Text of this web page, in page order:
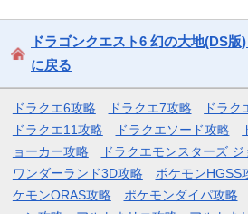
ドラゴンクエスト6 幻の大地(DS
に戻る
ドラクエ6攻略 ドラクエ7攻略 ドラク
ドラクエ11攻略
ドラクエソード攻略
ョーカー攻略
ドラクエモンスターズ
ワンダーランド3D攻略
ポケモンHGSS
ケモンORAS攻略
ポケモンダイパ攻略